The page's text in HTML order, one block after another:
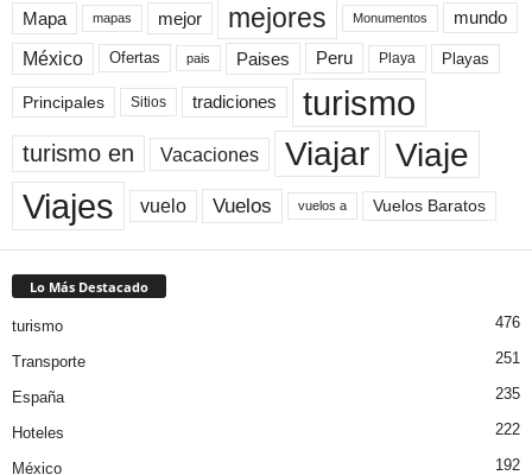
Mapa mapas mejor mejores Monumentos mundo
México Ofertas pais Paises Peru Playa Playas
Principales Sitios tradiciones turismo
turismo en Vacaciones Viajar Viaje
Viajes vuelo Vuelos vuelos a Vuelos Baratos
Lo Más Destacado
turismo 476
Transporte 251
España 235
Hoteles 222
México 192